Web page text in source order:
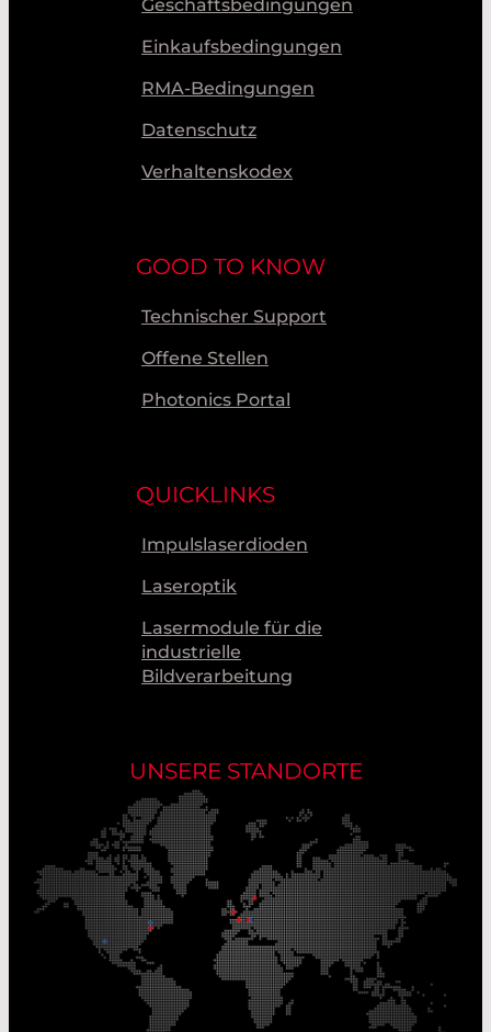
Geschäftsbedingungen
Einkaufsbedingungen
RMA-Bedingungen
Datenschutz
Verhaltenskodex
GOOD TO KNOW
Technischer Support
Offene Stellen
Photonics Portal
QUICKLINKS
Impulslaserdioden
Laseroptik
Lasermodule für die
industrielle
Bildverarbeitung
UNSERE STANDORTE